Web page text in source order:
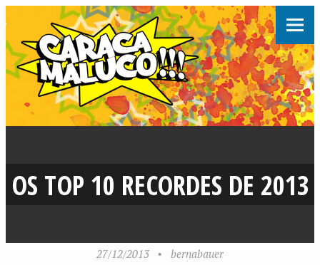
OS TOP 10 RECORDES DE 2013
27/12/2013 • bernabauer